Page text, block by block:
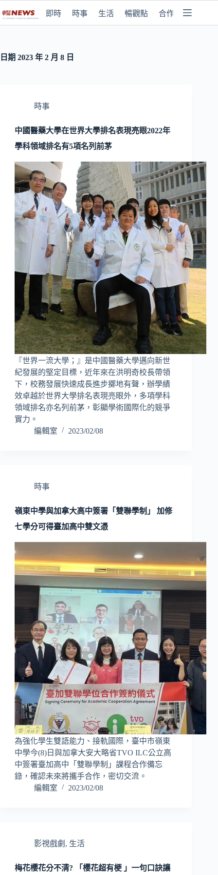
即時 時事 生活 暢觀點 合作媒體
日期 2023 年 2 月 8 日
時事
中國醫藥大學在世界大學排名表現亮眼2022年
學科領域排名有5項名列前茅
『世界一流大學；』是中國醫藥大學邁向新世
紀發展的堅定目標，近年來在洪明奇校長帶領
下，校務發展快速成長進步擲地有聲，辦學績
效卓越於世界大學排名表現亮眼外，多項學科
領域排名亦名列前茅，彰顯學術國際化的競爭
實力。
編輯室
2023/02/08
時事
嶺東中學與加拿大高中簽署「雙聯學制」 加修
七學分可得臺加高中雙文憑
為強化學生雙語能力、接軌國際，臺中市嶺東
中學今(8)日與加拿大安大略省TVO ILC公立高
中簽署臺加高中「雙聯學制」課程合作備忘
錄，確認未來將攜手合作，密切交流。
編輯室
2023/02/08
影視戲劇 , 生活
梅花櫻花分不清? 「櫻花超有梗 」一句口訣讓